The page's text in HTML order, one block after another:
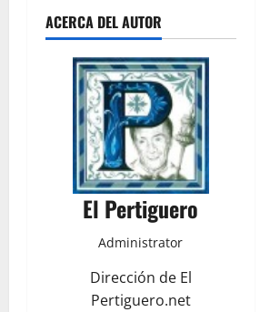
ACERCA DEL AUTOR
El Pertiguero
Administrator
Dirección de El
Pertiguero.net